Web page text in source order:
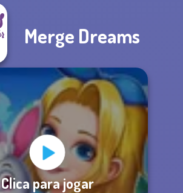
Merge Dreams
Clica para jogar